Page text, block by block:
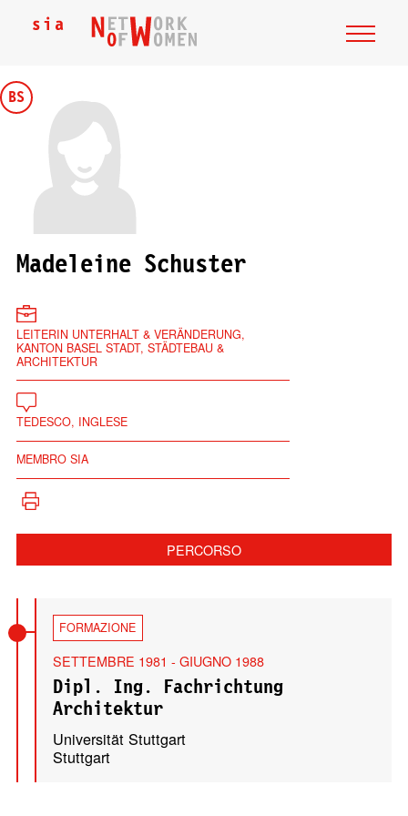
BS
Madeleine Schuster
LEITERIN UNTERHALT & VERÄNDERUNG,
KANTON BASEL STADT, STÄDTEBAU &
ARCHITEKTUR
TEDESCO, INGLESE
MEMBRO SIA
PERCORSO
FORMAZIONE
SETTEMBRE 1981 - GIUGNO 1988
Dipl. Ing. Fachrichtung
Architektur
Universität Stuttgart
Stuttgart